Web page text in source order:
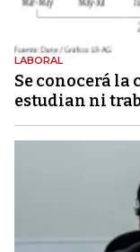
LABORAL
Se conocerá la
estudian ni